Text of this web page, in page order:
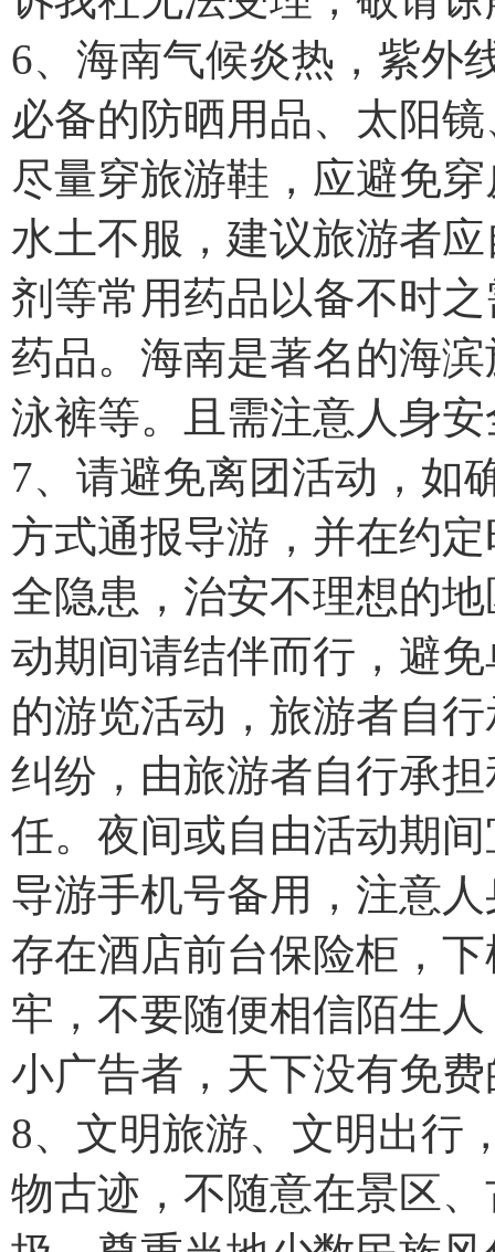
6、海南气候炎热，紫外
必备的防晒用品、太阳
尽量穿旅游鞋，应避免
水土不服，建议旅游者
剂等常用药品以备不时
药品。海南是著名的海
泳裤等。且需注意人身
7、请避免离团活动，如
方式通报导游，并在约
全隐患，治安不理想的
动期间请结伴而行，避
的游览活动，旅游者自
纠纷，由旅游者自行承
任。夜间或自由活动期
导游手机号备用，注意
存在酒店前台保险柜，
牢，不要随便相信陌生
小广告者，天下没有免
8、文明旅游、文明出行
物古迹，不随意在景区